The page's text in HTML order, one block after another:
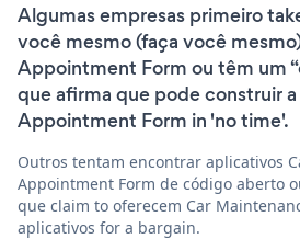
Algumas empresas primeiro
você mesmo (faça você
Appointment Form ou têm um
que afirma que pode construir
Appointment Form in 'no time'.
Outros tentam encontrar aplicativos
Appointment Form de código aberto
que claim to oferecem Car
aplicativos for a bargain.